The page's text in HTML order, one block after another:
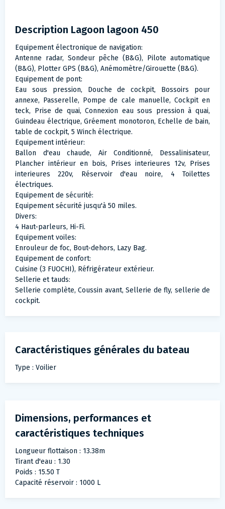
Description Lagoon lagoon 450
Equipement électronique de navigation:
Antenne radar, Sondeur pêche (B&G), Pilote automatique
(B&G), Plotter GPS (B&G), Anémomètre/Girouette (B&G).
Equipement de pont:
Eau sous pression, Douche de cockpit, Bossoirs pour
annexe, Passerelle, Pompe de cale manuelle, Cockpit en
teck, Prise de quai, Connexion eau sous pression à quai,
Guindeau électrique, Gréement monotoron, Echelle de bain,
table de cockpit, 5 Winch électrique.
Equipement intérieur:
Ballon d'eau chaude, Air Conditionné, Dessalinisateur,
Plancher intérieur en bois, Prises interieures 12v, Prises
interieures 220v, Réservoir d'eau noire, 4 Toilettes
électriques.
Equipement de sécurité:
Equipement sécurité jusqu'à 50 miles.
Divers:
4 Haut-parleurs, Hi-Fi.
Equipement voiles:
Enrouleur de foc, Bout-dehors, Lazy Bag.
Equipement de confort:
Cuisine (3 FUOCHI), Réfrigérateur extérieur.
Sellerie et tauds:
Sellerie complète, Coussin avant, Sellerie de fly, sellerie de
cockpit.
Caractéristiques générales du bateau
Type : Voilier
Dimensions, performances et
caractéristiques techniques
Longueur flottaison : 13.38m
Tirant d'eau : 1.30
Poids : 15.50 T
Capacité réservoir : 1000 L